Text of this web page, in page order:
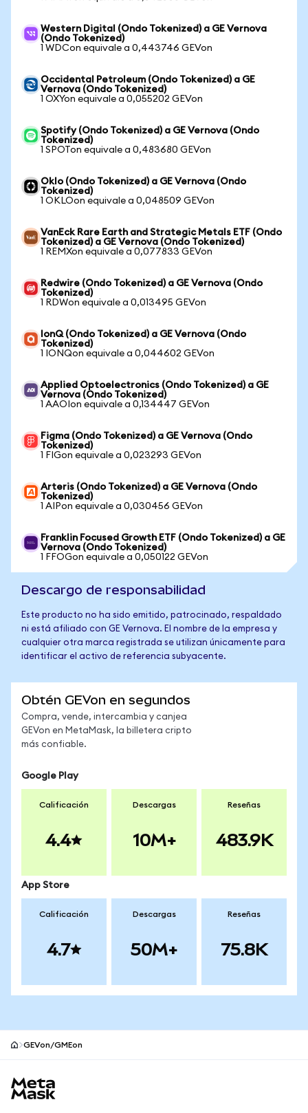
Western Digital (Ondo Tokenized) a GE Vernova
(Ondo Tokenized)
1 WDCon equivale a 0,443746 GEVon
Occidental Petroleum (Ondo Tokenized) a GE
Vernova (Ondo Tokenized)
1 OXYon equivale a 0,055202 GEVon
Spotify (Ondo Tokenized) a GE Vernova (Ondo
Tokenized)
1 SPOTon equivale a 0,483680 GEVon
Oklo (Ondo Tokenized) a GE Vernova (Ondo
Tokenized)
1 OKLOon equivale a 0,048509 GEVon
VanEck Rare Earth and Strategic Metals ETF (Ondo
Tokenized) a GE Vernova (Ondo Tokenized)
1 REMXon equivale a 0,077833 GEVon
Redwire (Ondo Tokenized) a GE Vernova (Ondo
Tokenized)
1 RDWon equivale a 0,013495 GEVon
IonQ (Ondo Tokenized) a GE Vernova (Ondo
Tokenized)
1 IONQon equivale a 0,044602 GEVon
Applied Optoelectronics (Ondo Tokenized) a GE
Vernova (Ondo Tokenized)
1 AAOIon equivale a 0,134447 GEVon
Figma (Ondo Tokenized) a GE Vernova (Ondo
Tokenized)
1 FIGon equivale a 0,023293 GEVon
Arteris (Ondo Tokenized) a GE Vernova (Ondo
Tokenized)
1 AIPon equivale a 0,030456 GEVon
Franklin Focused Growth ETF (Ondo Tokenized) a GE
Vernova (Ondo Tokenized)
1 FFOGon equivale a 0,050122 GEVon
Descargo de responsabilidad
Este producto no ha sido emitido, patrocinado, respaldado
ni está afiliado con GE Vernova. El nombre de la empresa y
cualquier otra marca registrada se utilizan únicamente para
identificar el activo de referencia subyacente.
Obtén GEVon en segundos
Compra, vende, intercambia y canjea
GEVon en MetaMask, la billetera cripto
más confiable.
Google Play
Calificación
4.4
Descargas
10M+
Reseñas
483.9K
App Store
Calificación
4.7
Descargas
50M+
Reseñas
75.8K
GEVon/GMEon